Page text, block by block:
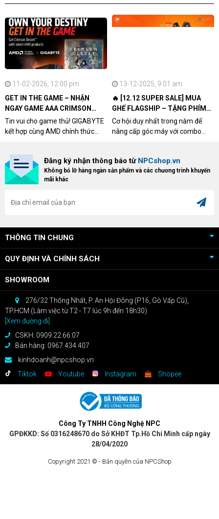
11-02-2026, 12:00 pm
GET IN THE GAME – NHẬN
NGAY GAME AAA CRIMSON
DESERT CÙNG GIGABYTE &
AMD
Tin vui cho game thủ! GIGABYTE
kết hợp cùng AMD chính thức
khách hàng sở hữu VGA Radeon
RX 9070 / RX 9070 XT.
13-12-2025, 9:01 am
🔥 [12.12 SUPER SALE] MUA
GHẾ FLAGSHIP – TẶNG PHÍM
CƠ XỊN
Cơ hội duy nhất trong năm để
nâng cấp góc máy với combo
dòng ghế Gaming cao cấp nhất,
bạn sẽ nhận ngay quà tặng trị giá
Đăng ký nhận thông báo từ NPCshop.vn
Không bỏ lỡ hàng ngàn sản phẩm và các chương trình khuyến
mãi khác
THÔNG TIN CHUNG
QUY ĐỊNH VÀ CHÍNH SÁCH
SHOWROOM
276/32 Thống Nhất, P. An Hội Đông (P16, Gò Vấp Cũ),
TP.HCM (Làm việc từ T2 - T7 lúc 9h đến 18h30)
[Xem đường đi]
CSKH: 0909.22.66.07
Bán hàng: 0967.434.407
kinhdoanh@npcshop.vn
Tiktok
Youtube Instagram Shopee
Công Ty TNHH Công Nghệ NPC
GPĐKKD: Số 0316248670 do Sở KHĐT Tp.Hồ Chí Minh cấp ngày
28/04/2020
Copyright 2021 © - Bản quyền của NPCShop